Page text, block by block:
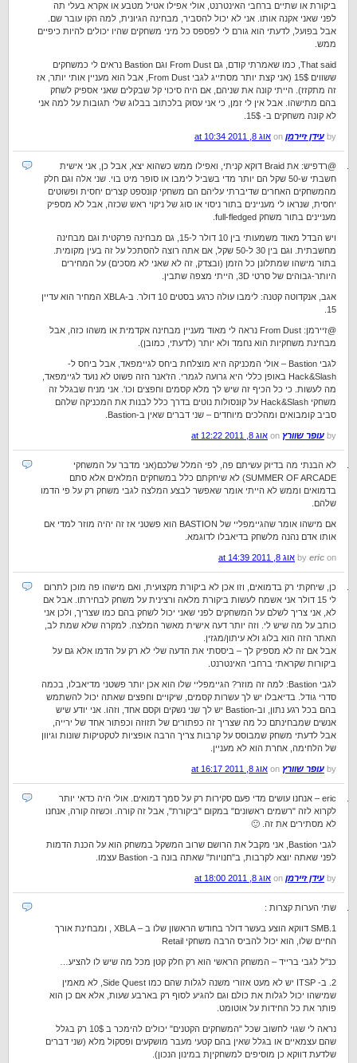
ביקורת או שתיים ברחבי האינטרנט, אולי אפילו אטיל מטבע או אקרא בעלי תה
לפני שאני אקנה אותו. אני לא יכול להסביר, מבחינה הגיונית, למה הקו עובר שם.
אבל בפועל, לדעתי הוא גורם לי לפספס כל מיני משחקים שהיו יכולים להיות כיפיים
ממש.
That said, כמו שאמרתי קודם, גם From Dust וגם Bastion נראים לי כמשחקים
ששווים 15$ (אני קצת יותר מסתייג לגבי From Dust, אבל הוא מעניין אותי יותר, אז
זה מתקזז). הייתי קונה את שניהם, אם היה סיכוי קל שבקלים שאני אספיק לשחק
בהם מתישהו. אבל אין לי זמן, כי אני עסוק בלכתוב בבלוג שלי תגובות על למה אני
לא קונה משחקים ב- 15$.
by עידן זיירמן אוג 8, 2011 at 10:34
@רדפיש: את Braid דוקא קניתי, ואפילו ממש כשהוא יצא, אבל כן, אני אישית
חשבתי ש-50 שקל הם יותר מדי בשביל לימבו או סופר מיט בוי. שני אלה וגם חלק
מהמשחקים האחרים שדיברתי עליהם הם משחקי קונספט קצרים יחסית ופשוטים
יחסית, שנראו לי מעניינים בתור ניסוי או סוג של ניקוי ראש שכזה, אבל לא מספיק
מעניינים בתור משחק full-fledged.
ויש הבדל מאוד משמעותי בין 10 דולר ל-15, גם מבחינה פרקטית וגם מבחינה
מחשבתית. וגם בין 30 ל-50 שקל, אם אתה רוצה להסתכל על זה בעין מקומית.
בתור מישהו שמתלונן כל הזמן (ובצדק, זה לא שאני לא מסכים) על המחירים
היותר-גבוהים של סרטי 3D, הייתי מצפה שתבין.
אגב, אנקדוטה קטנה: לימבו עולה כרגע בסטים 10 דולר. ב-XBLA המחיר הוא עדיין
15.
@זיירמן: From Dust נראה לי מאוד מעניין מבחינה אקדמית או משהו כזה, אבל
מבחינת משחקיות הוא נחמד ולא יותר (לדעתי, כמובן).
לגבי Bastion – אולי המכניקה היא מוצלחת ביחס לגיימפאד, אבל ביחס ל-
Hack&Slash באופן כללי היא גרועה לגמרי. הז'אנר הזה פשוט לא נועד לגיימפאד,
מה לעשות. כי כל הכיף זה שיש לך מלא קסמים וחפצים וכו'. אני מניח שבגלל זה
משחקי Hack&Slash על קונסולות נוטים בדרך כלל לבנות את המכניקה שלהם
סביב קומבואים ומהלכים מיוחדים – שני דברים שאין ב-Bastion.
by עופר שוורץ אוג 8, 2011 at 12:22
לא הבנתי מה בדיוק עשיתם פה, לפי המלל שלכם(אני מדבר על המשחקי
SUMMER OF ARCADE) לא שיחקתם כלל במשחקים המלאים אלא סתם
בדמואים וממש לא הייתי אומר שאפשר לבצע המלצה לגבי משחק רק על פי הדמו
שלהם.
אם מישהו אומר שהגיימפליי של BASTION הוא פשטני אז זה יהיה מוזר למדי אם
אותו אדם נהנה מלשחק בדיאבלו לדוגמא.
by eric on אוג 8, 2011 at 14:39
כן, שיחקתי רק בדמואים, וזו אכן לא ביקורת מקצועית, ואם מישהו פה מוכן לתרום
לי 15 דולר אני אשמח לעשות ביקורת מלאה ורצינית על משחק לבחירתו. אבל אם
לא, אני צריך לשלם על המשחקים לפני שאני יכול לשחק בהם כמו שצריך, ולכן אני
כותב על מה שיש לי. וזה יותר דעה אישית מאשר המלצה. למקרה שלא שמת לב,
האתר הזה הוא בלוג ולא עיתון/מגזין.
אבל אם זה לא מספיק לך – ביססתי את הדעה שלי לא רק על הדמו אלא גם על
ביקורות שקראתי ברחבי האינטרנט.
לגבי Bastion: למה זה מוזר? הגיימפליי שלו הוא אכן יותר פשטני מדיאבלו, בכמה
סדרי גודל. בדיאבלו יש לך עשרות קסמים, שיקויים וחפצים שאתה יכול להשתמש
בהם בכל רגע נתון, וב-Bastion יש לך שני נשקים וקסם אחד, וזהו. אני יודע שיש
אנשים שמבחינתם כל מה שצריך זה כפתורים של תזוזה וכפתור אחד של ירייה,
אבל לדעתי משחק שמבוסס על קרבות צריך הרבה אופציות לטקטיקות שונות וגיוון
של הלחימה, אחרת הוא לא מעניין.
by עופר שוורץ אוג 8, 2011 at 16:17
eric – אנחנו עושים מדי פעם סקירות רק על סמך דמואים. אולי היה כדאי יותר
לקרוא לזה "רשמים ראשונים" במקום "ביקורת", אבל זה קורה. וכשזה קורה, אנחנו
לא מסתירים את זה. 🙂
לגבי Bastion, אני מקבל את הרושם שרוב המשקל במשחק הוא על הכנת הדמות
לפני שאתה יוצא לקרבות, ב"חנויות" שאתה בונה ב- Bastion עצמו.
by עידן זיירמן אוג 8, 2011 at 18:00
שתי הערות קצרות :
1.SMB דווקא הוצע בעשר דולר בחודש הראשון שלו ב – XBLA , ומבחינת אורך
החיים שלו, הוא יכול להביס הרבה משחקי Retail
כנ"ל לגבי ברייד – המשחק הראשי הוא רק חלק קטן מכל מה שיש לו להציע…
2. ב- ITSP יש לא מעט אזורי משנה לגלות שהם כמו Side Quest, לא מאמין
שמישהו יכול לגלות את כולם וגם להגיע לסוף רק בארבע שעות, אלא אם כן הוא
פותר את כל החידות על אוטומט.
נראה לי שגוי לחשוב שכל "המשחקים הקטנים" יכולים להימכר ב 10$ רק בגלל
שהם עצמאיים או בגלל שאין בהם קטעי מעבר מושקעים ופסקול מלא (שני דברים
שלדעת דווקא כן מוסיפים למשחקיןת במינון הנכון).